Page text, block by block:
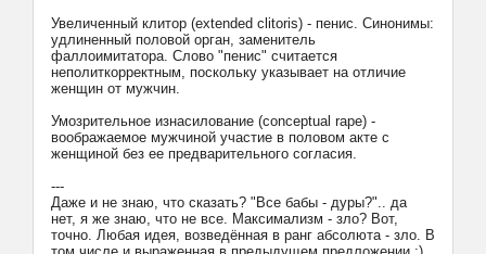
Увеличенный клитор (extended clitoris) - пенис. Синонимы:
удлиненный половой орган, заменитель
фаллоимитатора. Слово "пенис" считается
неполиткорректным, поскольку указывает на отличие
женщин от мужчин.
Умозрительное изнасилование (conceptual rape) -
воображаемое мужчиной участие в половом акте с
женщиной без ее предварительного согласия.
---
Даже и не знаю, что сказать? "Все бабы - дуры?".. да
нет, я же знаю, что не все. Максимализм - зло? Вот,
точно. Любая идея, возведённая в ранг абсолюта - зло. В